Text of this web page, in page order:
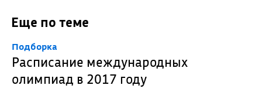
Еще по теме
Подборка
Расписание международных
олимпиад в 2017 году